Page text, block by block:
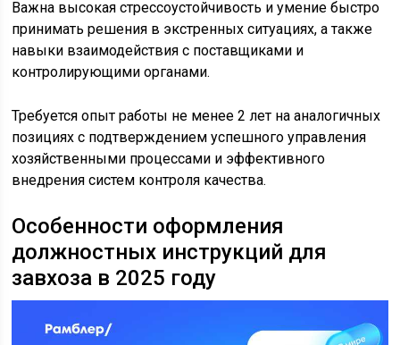
Важна высокая стрессоустойчивость и умение быстро
принимать решения в экстренных ситуациях, а также
навыки взаимодействия с поставщиками и
контролирующими органами.
Требуется опыт работы не менее 2 лет на аналогичных
позициях с подтверждением успешного управления
хозяйственными процессами и эффективного
внедрения систем контроля качества.
Особенности оформления
должностных инструкций для
завхоза в 2025 году